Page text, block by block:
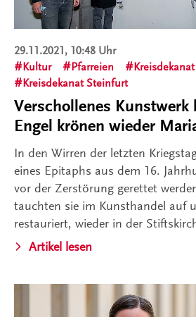
29.11.2021, 10:48 Uhr
Kultur
Pfarreien
Kreisdekanat Steinfurt
Verschollenes Kunstwerk
Engel krönen wieder
In den Wirren der letzten
eines Epitaphs aus dem 16.
vor der Zerstörung gerettet
tauchten sie im Kunsthandel auf
restauriert, wieder in der
Artikel lesen